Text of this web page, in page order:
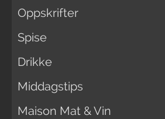
Oppskrifter
Spise
Drikke
Middagstips
Maison Mat & Vin